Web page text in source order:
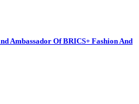
Ambassador Of BRICS+ Fashion And